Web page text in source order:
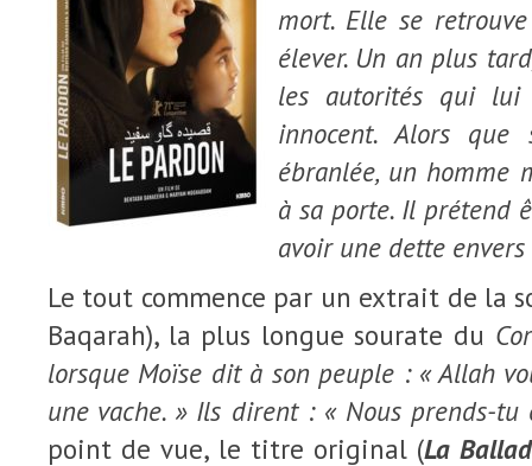
mort. Elle se
élever. Un an plus
les autorités qui lui
innocent. Alors
ébranlée, un homme
à sa porte. Il prétend
avoir une dette
Le tout commence par un extrait de la
Baqarah), la plus longue sourate du
lorsque Moïse dit à son peuple : « Allah
une vache. » Ils dirent : « Nous prends-tu
point de vue, le titre original (La